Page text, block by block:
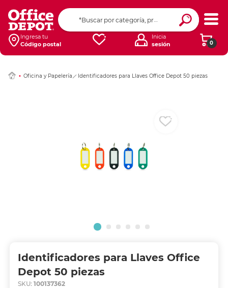
Ingresa tu
Código postal
0
Inicia
sesión
Oficina y Papelería Identificadores para Llaves Office Depot 50 piezas
Identificadores para Llaves Office
Depot 50 piezas
SKU: 100137362
Ingresar Codigo